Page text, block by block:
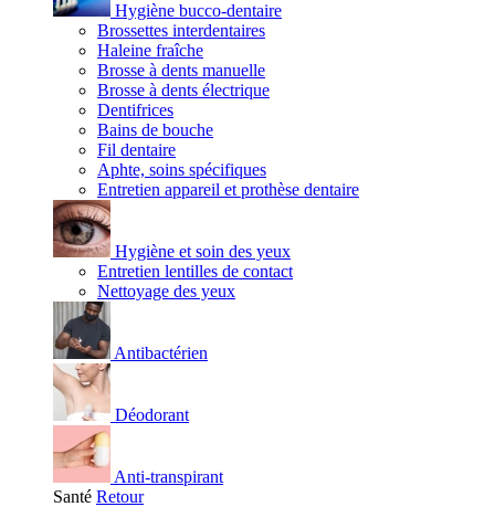
Hygiène bucco-dentaire
Brossettes interdentaires
Haleine fraîche
Brosse à dents manuelle
Brosse à dents électrique
Dentifrices
Bains de bouche
Fil dentaire
Aphte, soins spécifiques
Entretien appareil et prothèse dentaire
Hygiène et soin des yeux
Entretien lentilles de contact
Nettoyage des yeux
Antibactérien
Déodorant
Anti-transpirant
Santé Retour